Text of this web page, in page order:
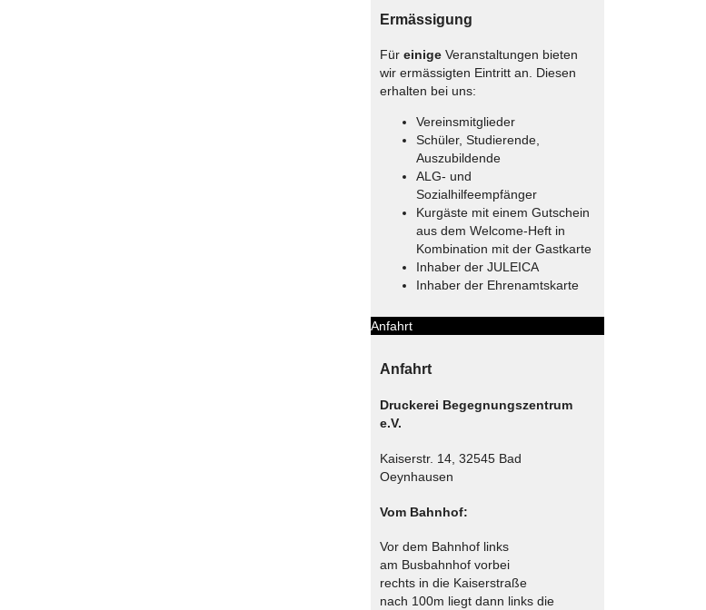
Ermässigung
Für einigeVeranstaltungen bieten
wir ermässigten Eintritt an. Diesen
erhalten bei uns:
Vereinsmitglieder
Schüler, Studierende,
Auszubildende
ALG- und
Sozialhilfeempfänger
Kurgäste mit einem Gutschein
aus dem Welcome-Heft in
Kombination mit der Gastkarte
Inhaber der JULEICA
Inhaber der Ehrenamtskarte
Anfahrt
Anfahrt
Druckerei Begegnungszentrum
e.V.
Kaiserstr. 14, 32545 Bad
Oeynhausen
Vom Bahnhof:
Vor dem Bahnhof links
am Busbahnhof vorbei
rechts in die Kaiserstraße
nach 100m liegt dann links die